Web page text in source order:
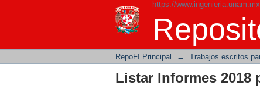
https://www.ingenieria.unam.mx
Listar Informes 2018
RepoFI Principal → Trabajos escritos
Listar Informes 2018